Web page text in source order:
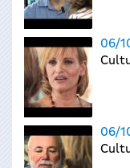
06/
06/